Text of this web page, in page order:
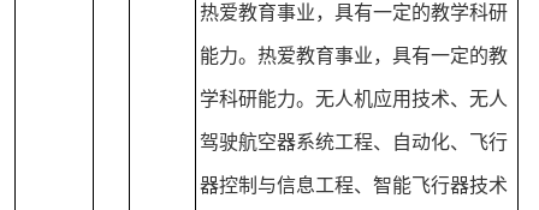
热爱教育事业，具有一定的教学科研
能力。热爱教育事业，具有一定的教
学科研能力。无人机应用技术、无人
驾驶航空器系统工程、自动化、飞行
器控制与信息工程、智能飞行器技术